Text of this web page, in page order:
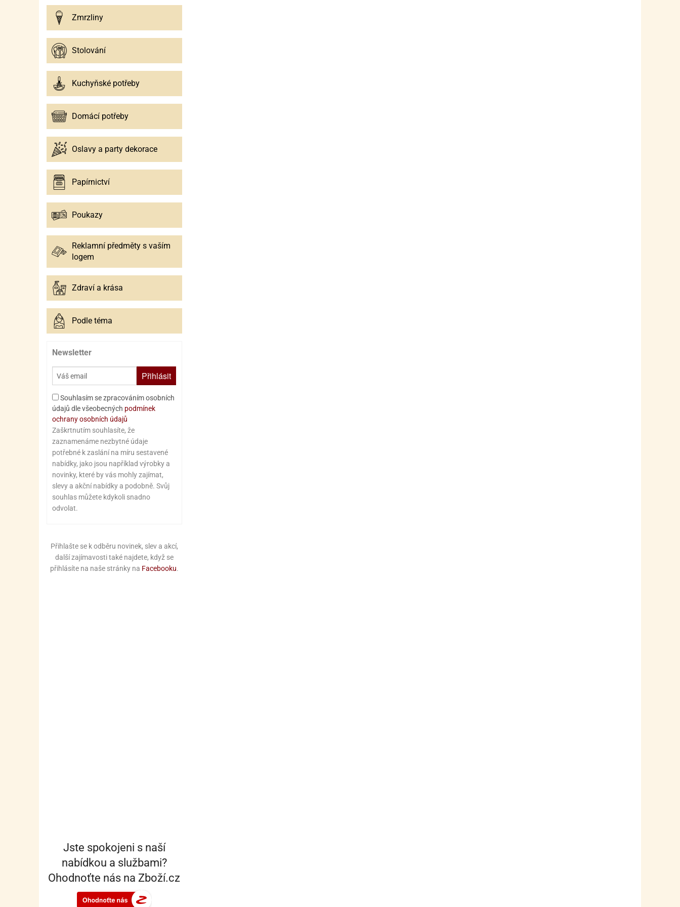
Zmrzliny
Stolování
Kuchyňské potřeby
Domácí potřeby
Oslavy a party dekorace
Papírnictví
Poukazy
Reklamní předměty s vaším
logem
Zdraví a krása
Podle téma
Newsletter
Přihlásit
Souhlasím se zpracováním osobních
údajů dle všeobecných podmínek
ochrany osobních údajů
Zaškrtnutím souhlasíte, že
zaznamenáme nezbytné údaje
potřebné k zaslání na míru sestavené
nabídky, jako jsou například výrobky a
novinky, které by vás mohly zajímat,
slevy a akční nabídky a podobně. Svůj
souhlas můžete kdykoli snadno
odvolat.
Přihlašte se k odběru novinek, slev a akcí,
další zajímavosti také najdete, když se
přihlásíte na naše stránky na Facebooku.
Jste spokojeni s naší
nabídkou a službami?
Ohodnoťte nás na Zboží.cz